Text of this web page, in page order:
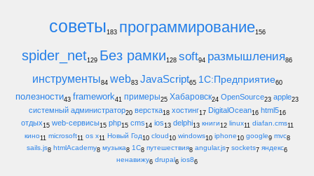
советы183 программирование156
spider_net129 Без рамки128 soft94 размышления86
инструменты84 web83 JavaScript65 1С:Предприятие60
полезности43 framework41 примеры25 Хабаровск24 OpenSource23 apple23
системный администратор20 верстка18 хостинг17 DigitalOcean16 html516
отдых15 web-сервисы15 php15 cms14 ios13 delphi13 книги12 linux11 diafan.cms11
кино11 microsoft11 os x11 Новый Год10 cloud10 windows10 iphone10 google9 mvc8
sails.js8 htmlAcademy8 музыка8 1С8 путешествия8 angular.js7 sockets7 яндекс6
ненавижу6 drupal6 ios86